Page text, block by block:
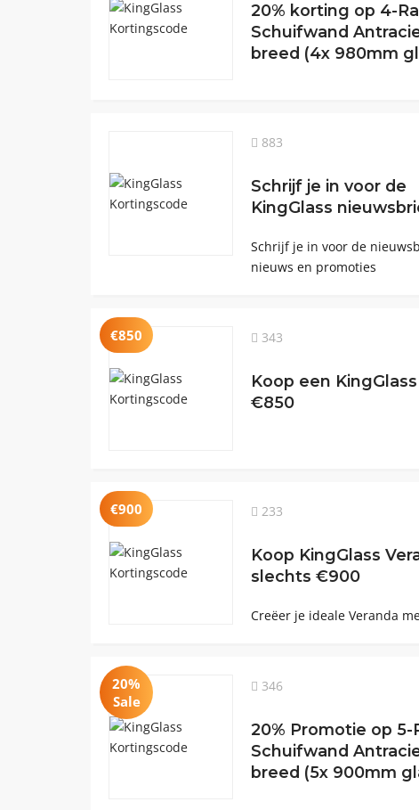
20% korting op 4-
Schuifwand
breed (4x 980mm
883
Schrijf je in voor de
KingGlass
Schrijf je in voor de
nieuws en promoties
€850 343
Koop een
€850
€900 233
Koop KingGlass
slechts €900
Creëer je ideale Veranda
20%
Sale
346
20% Promotie op 5-
Schuifwand
breed (5x 900mm